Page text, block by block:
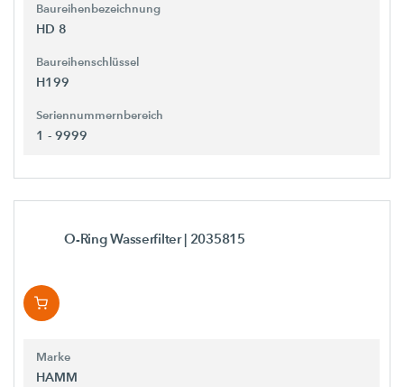
Baureihenbezeichnung
HD 8
Baureihenschlüssel
H199
Seriennummernbereich
1 - 9999
O-Ring Wasserfilter| 2035815
Marke
HAMM